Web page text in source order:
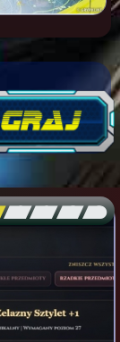
\\ \\ \\ \]